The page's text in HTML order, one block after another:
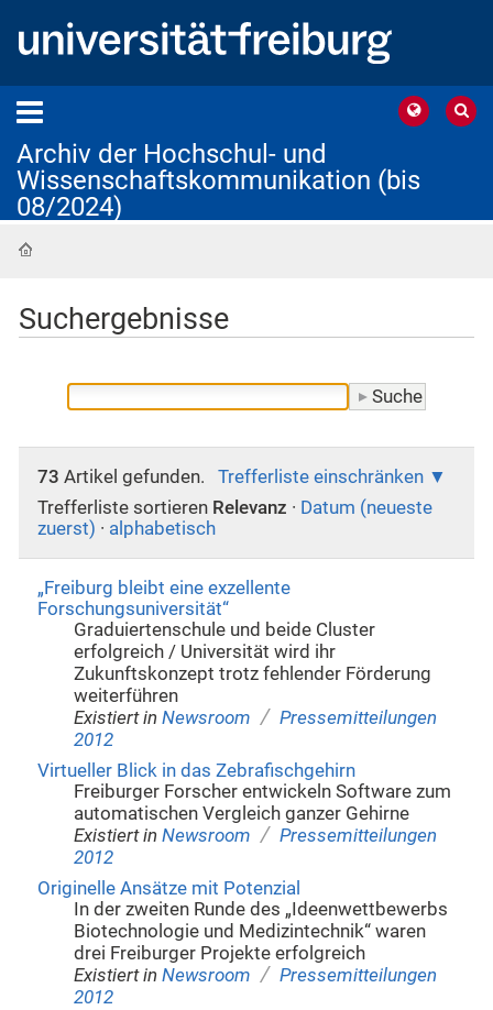
Archiv der Hochschul- und
Wissenschaftskommunikation (bis
08/2024)
Suchergebnisse
73 Artikel gefunden.
Trefferliste einschränken
Trefferliste sortieren Relevanz · Datum (neueste
zuerst) · alphabetisch
„Freiburg bleibt eine exzellente
Forschungsuniversität“
Graduiertenschule und beide Cluster
erfolgreich / Universität wird ihr
Zukunftskonzept trotz fehlender Förderung
weiterführen
Existiert in Newsroom / Pressemitteilungen
2012
Virtueller Blick in das Zebrafischgehirn
Freiburger Forscher entwickeln Software zum
automatischen Vergleich ganzer Gehirne
Existiert in Newsroom / Pressemitteilungen
2012
Originelle Ansätze mit Potenzial
In der zweiten Runde des „Ideenwettbewerbs
Biotechnologie und Medizintechnik“ waren
drei Freiburger Projekte erfolgreich
Existiert in Newsroom / Pressemitteilungen
2012